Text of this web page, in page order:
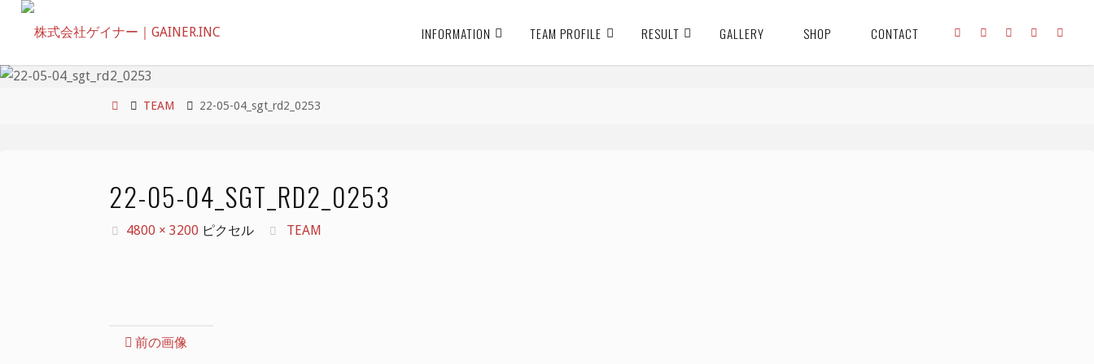
ン
INFORMATION TEAM PROFILE RESULT GALLERY SHOP CONTACT
ホ
TEAM 22-05-04_sgt_rd2_0253
22-05-04_SGT_RD2_0253
フ
4800 × 3200 ピクセル TEAM
前の画像